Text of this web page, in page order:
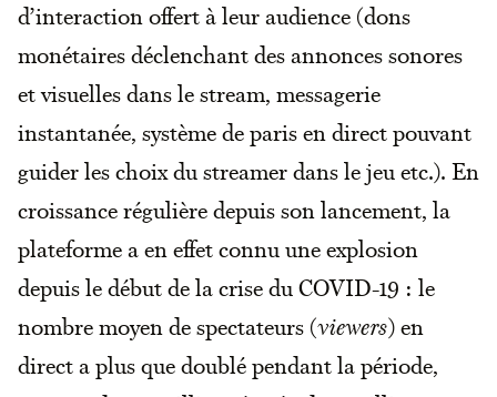
d’interaction offert à leur audience (dons
monétaires déclenchant des annonces sonores
et visuelles dans le stream, messagerie
instantanée, système de paris en direct pouvant
guider les choix du streamer dans le jeu etc.). En
croissance régulière depuis son lancement, la
plateforme a en effet connu une explosion
depuis le début de la crise du COVID-19 : le
nombre moyen de spectateurs (viewers) en
direct a plus que doublé pendant la période,